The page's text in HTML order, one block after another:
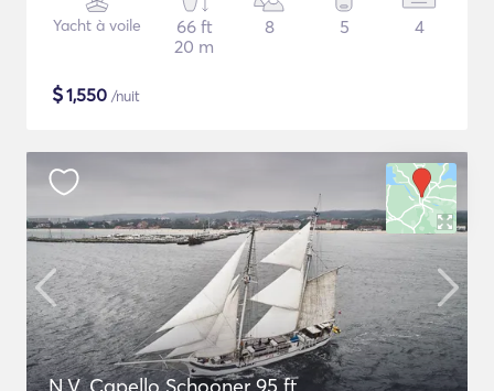
Yacht à voile
66 ft
20 m
8 5 4
$1,550 /nuit